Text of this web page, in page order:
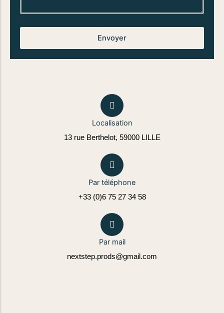
Localisation
13 rue Berthelot, 59000 LILLE
Par téléphone
+33 (0)6 75 27 34 58
Par mail
nextstep.prods@gmail.com
Envoyer